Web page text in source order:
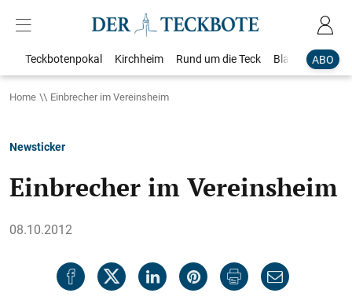
ABO
Teckbotenpokal Kirchheim Rund um die Teck Blaulicht
Home Einbrecher im Vereinsheim
Newsticker
Einbrecher im Vereinsheim
08.10.2012